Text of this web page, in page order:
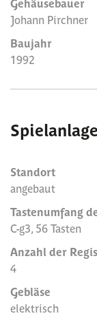
Gehäusebauer
Johann Pirchner
Baujahr
1992
Spielanlage
Standort
angebaut
Tastenumfang
C-g3, 56 Tasten
Anzahl der
4
Gebläse
elektrisch